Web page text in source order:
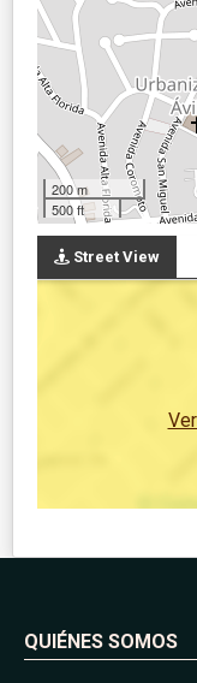
200 m
500 ft
Street View
QUIÉNES SOMOS